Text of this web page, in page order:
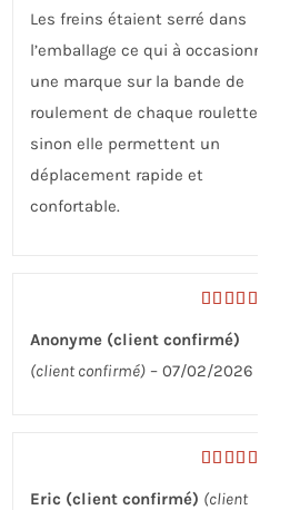
Les freins étaient serré dans
l’emballage ce qui à occasionné
une marque sur la bande de
roulement de chaque roulettes,
sinon elle permettent un
déplacement rapide et
confortable.
5
Anonyme (client confirmé)
(client confirmé) – 07/02/2026
5
Eric (client confirmé) (client